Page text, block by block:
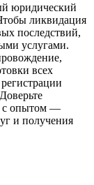
юридический
ликвидация
последствий,
услугами.
всех
с опытом —
и получения